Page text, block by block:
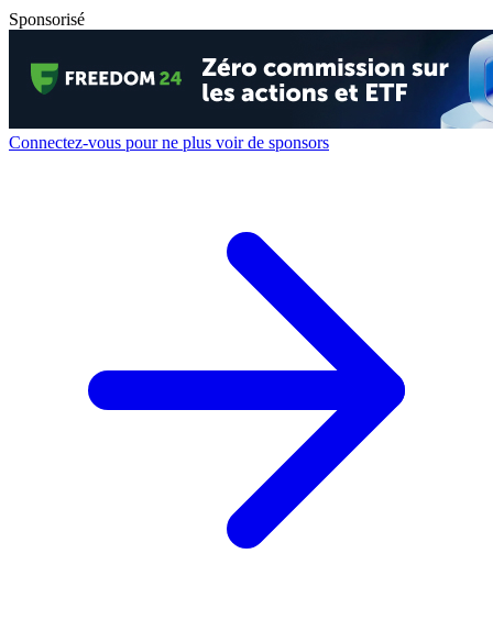
Sponsorisé
Connectez-vous pour ne plus voir de sponsors